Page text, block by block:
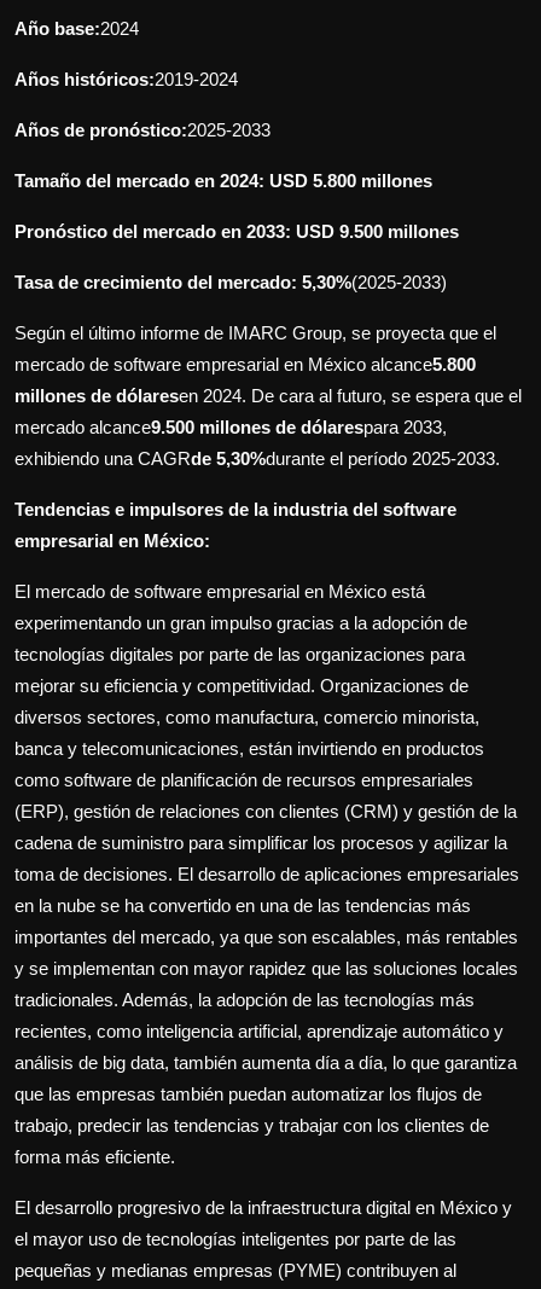
Año base:2024
Años históricos:2019-2024
Años de pronóstico:2025-2033
Tamaño del mercado en 2024: USD 5.800 millones
Pronóstico del mercado en 2033: USD 9.500 millones
Tasa de crecimiento del mercado: 5,30%(2025-2033)
Según el último informe de IMARC Group, se proyecta que el
mercado de software empresarial en México alcance5.800
millones de dólaresen 2024. De cara al futuro, se espera que el
mercado alcance9.500 millones de dólarespara 2033,
exhibiendo una CAGRde 5,30%durante el período 2025-2033.
Tendencias e impulsores de la industria del software
empresarial en México:
El mercado de software empresarial en México está
experimentando un gran impulso gracias a la adopción de
tecnologías digitales por parte de las organizaciones para
mejorar su eficiencia y competitividad. Organizaciones de
diversos sectores, como manufactura, comercio minorista,
banca y telecomunicaciones, están invirtiendo en productos
como software de planificación de recursos empresariales
(ERP), gestión de relaciones con clientes (CRM) y gestión de la
cadena de suministro para simplificar los procesos y agilizar la
toma de decisiones. El desarrollo de aplicaciones empresariales
en la nube se ha convertido en una de las tendencias más
importantes del mercado, ya que son escalables, más rentables
y se implementan con mayor rapidez que las soluciones locales
tradicionales. Además, la adopción de las tecnologías más
recientes, como inteligencia artificial, aprendizaje automático y
análisis de big data, también aumenta día a día, lo que garantiza
que las empresas también puedan automatizar los flujos de
trabajo, predecir las tendencias y trabajar con los clientes de
forma más eficiente.
El desarrollo progresivo de la infraestructura digital en México y
el mayor uso de tecnologías inteligentes por parte de las
pequeñas y medianas empresas (PYME) contribuyen al